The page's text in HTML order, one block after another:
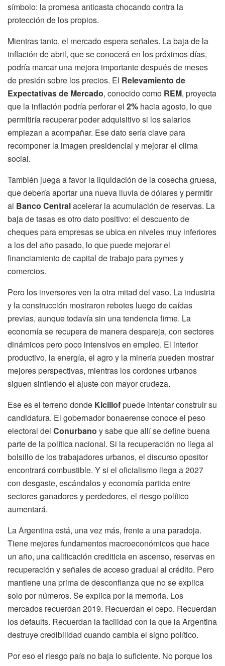
símbolo: la promesa anticasta chocando contra la
protección de los propios.
Mientras tanto, el mercado espera señales. La baja de la
inflación de abril, que se conocerá en los próximos días,
podría marcar una mejora importante después de meses
de presión sobre los precios. El Relevamiento de
Expectativas de Mercado, conocido como REM, proyecta
que la inflación podría perforar el 2% hacia agosto, lo que
permitiría recuperar poder adquisitivo si los salarios
empiezan a acompañar. Ese dato sería clave para
recomponer la imagen presidencial y mejorar el clima
social.
También juega a favor la liquidación de la cosecha gruesa,
que debería aportar una nueva lluvia de dólares y permitir
al Banco Centralacelerar la acumulación de reservas. La
baja de tasas es otro dato positivo: el descuento de
cheques para empresas se ubica en niveles muy inferiores
a los del año pasado, lo que puede mejorar el
financiamiento de capital de trabajo para pymes y
comercios.
Pero los inversores ven la otra mitad del vaso. La industria
y la construcción mostraron rebotes luego de caídas
previas, aunque todavía sin una tendencia firme. La
economía se recupera de manera despareja, con sectores
dinámicos pero poco intensivos en empleo. El interior
productivo, la energía, el agro y la minería pueden mostrar
mejores perspectivas, mientras los cordones urbanos
siguen sintiendo el ajuste con mayor crudeza.
Ese es el terreno donde Kicillofpuede intentar construir su
candidatura. El gobernador bonaerense conoce el peso
electoral del Conurbano y sabe que allí se define buena
parte de la política nacional. Si la recuperación no llega al
bolsillo de los trabajadores urbanos, el discurso opositor
encontrará combustible. Y si el oficialismo llega a 2027
con desgaste, escándalos y economía partida entre
sectores ganadores y perdedores, el riesgo político
aumentará.
La Argentina está, una vez más, frente a una paradoja.
Tiene mejores fundamentos macroeconómicos que hace
un año, una calificación crediticia en ascenso, reservas en
recuperación y señales de acceso gradual al crédito. Pero
mantiene una prima de desconfianza que no se explica
solo por números. Se explica por la memoria. Los
mercados recuerdan 2019. Recuerdan el cepo. Recuerdan
los defaults. Recuerdan la facilidad con la que la Argentina
destruye credibilidad cuando cambia el signo político.
Por eso el riesgo país no baja lo suficiente. No porque los